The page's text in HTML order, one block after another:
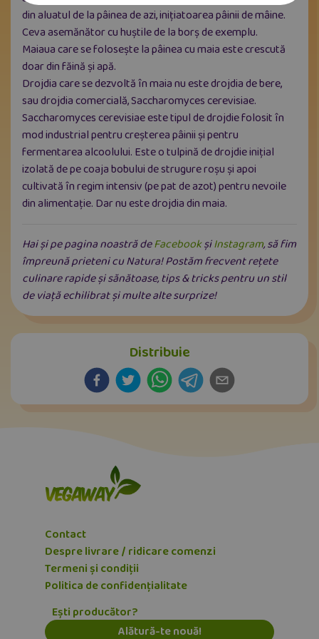
din aluatul de la pâinea de azi, iniţiatoarea pâinii de mâine.
Ceva asemănător cu huştile de la borş de exemplu.
Maiaua care se foloseşte la pâinea cu maia este crescută
doar din făină şi apă.
Drojdia care se dezvoltă în maia nu este drojdia de bere,
sau drojdia comercială, Saccharomyces cerevisiae.
Saccharomyces cerevisiae este tipul de drojdie folosit în
mod industrial pentru creşterea pâinii şi pentru
fermentarea alcoolului. Este o tulpină de drojdie iniţial
izolată de pe coaja bobului de strugure roşu şi apoi
cultivată în regim intensiv (pe pat de azot) pentru nevoile
din alimentaţie. Dar nu este drojdia din maia.
Hai și pe pagina noastră deFacebookșiInstagram, să fim
împreună prieteni cu Natura! Postăm frecvent rețete
culinare rapide și sănătoase, tips & tricks pentru un stil
de viață echilibrat și multe alte surprize!
Distribuie
Contact
Despre livrare / ridicare comenzi
Termeni și condiții
Politica de confidențialitate
Ești producător?
Alătură-te nouă!